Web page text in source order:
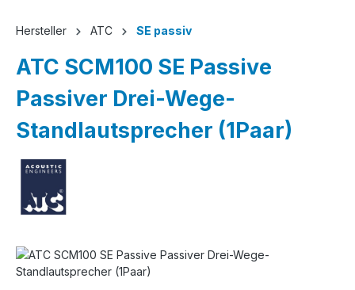
Hersteller ATC SE passiv
ATC SCM100 SE Passive
Passiver Drei-Wege-
Standlautsprecher (1Paar)
Bildergalerie überspringen